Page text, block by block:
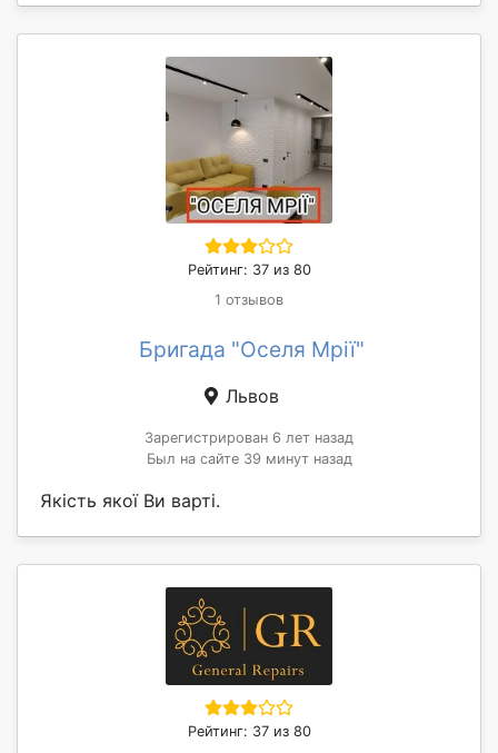
Рейтинг: 37 из 80
1 отзывов
Бригада "Оселя Мрії"
Львов
Зарегистрирован 6 лет назад
Был на сайте 39 минут назад
Якість якої Ви варті.
Рейтинг: 37 из 80